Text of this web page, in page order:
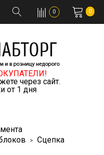
0 0
через сайт.
от 1 дня
Сцепка